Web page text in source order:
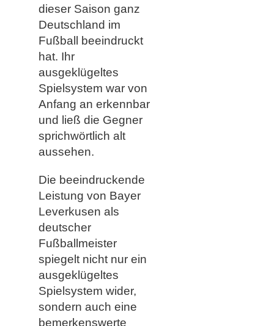
dieser Saison ganz
Deutschland im
Fußball beeindruckt
hat. Ihr
ausgeklügeltes
Spielsystem war von
Anfang an erkennbar
und ließ die Gegner
sprichwörtlich alt
aussehen.
Die beeindruckende
Leistung von Bayer
Leverkusen als
deutscher
Fußballmeister
spiegelt nicht nur ein
ausgeklügeltes
Spielsystem wider,
sondern auch eine
bemerkenswerte